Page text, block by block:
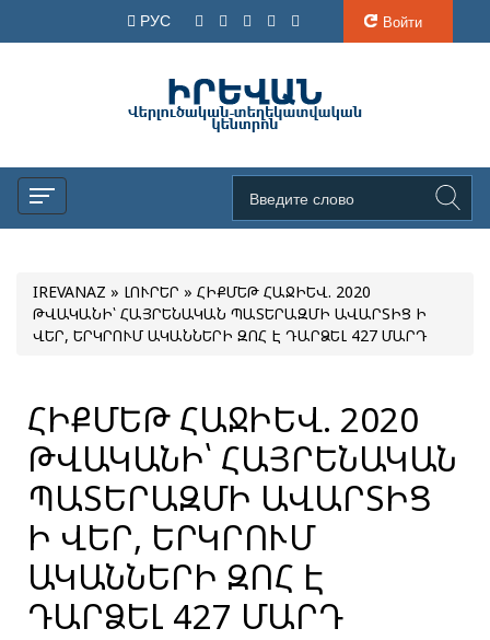
РУС Войти
IREVANAZ » ԼՈՒՐԵՐ » ՀԻՔՄԵԹ ՀԱՋԻԵՎ. 2020
ԹՎԱԿԱՆԻ՝ ՀԱՅՐԵՆԱԿԱՆ ՊԱՏԵՐԱԶՄԻ ԱՎԱՐՏԻՑ Ի
ՎԵՐ, ԵՐԿՐՈՒՄ ԱԿԱՆՆԵՐԻ ԶՈՀ Է ԴԱՐՁԵԼ 427 ՄԱՐԴ
ՀԻՔՄԵԹ ՀԱՋԻԵՎ. 2020
ԹՎԱԿԱՆԻ՝ ՀԱՅՐԵՆԱԿԱՆ
ՊԱՏԵՐԱԶՄԻ ԱՎԱՐՏԻՑ
Ի ՎԵՐ, ԵՐԿՐՈՒՄ
ԱԿԱՆՆԵՐԻ ԶՈՀ Է
ԴԱՐՁԵԼ 427 ՄԱՐԴ